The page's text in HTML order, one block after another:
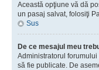
Această opţiune vă dă
un pasaj salvat, folosiţi
Sus
De ce mesajul meu
Administratorul
să fie publicate. De